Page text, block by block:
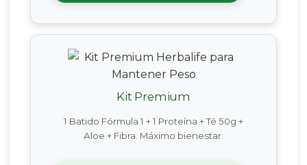
Kit Premium
1 Batido Fórmula 1 + 1 Proteína + Té 50g +
Aloe + Fibra. Máximo bienestar.